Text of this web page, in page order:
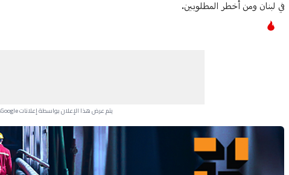
في لبنان ومن أخطر المطلوبين.
يتم عرض هذا الإعلان بواسطة إعلانات Google، ولا يتحكم موقعنا في الإعلانات التي تظهر لكل مستخدم.
Advertisement Section